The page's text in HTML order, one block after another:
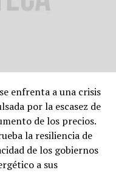
enfrenta a una crisis
por la escasez de
de los precios.
la resiliencia de
de los gobiernos
a sus